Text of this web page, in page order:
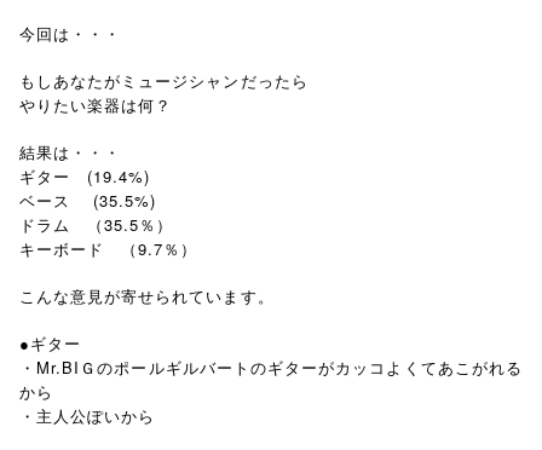
今回は・・・
もしあなたがミュージシャンだったら
やりたい楽器は何？
結果は・・・
ギター (19.4%)
ベース (35.5%)
ドラム （35.5％）
キーボード （9.7％）
こんな意見が寄せられています。
●ギター
・Mr.BIＧのポールギルバートのギターがカッコよくてあこがれる
から
・主人公ぽいから